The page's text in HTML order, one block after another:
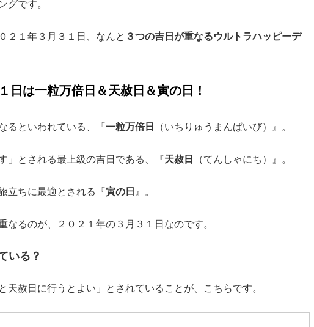
グです。
２１年３月３１日、なんと ３つの吉日が重なるウルトラハッピーデ
日は一粒万倍日＆天赦日＆寅の日！
るといわれている、『一粒万倍日 （いちりゅうまんばいび）』。
」とされる最上級の吉日である、『天赦日 （てんしゃにち）』。
立ちに最適とされる『寅の日 』。
なるのが、２０２１年の３月３１日なのです。
いる？
天赦日に行うとよい」とされていることが、こちらです。